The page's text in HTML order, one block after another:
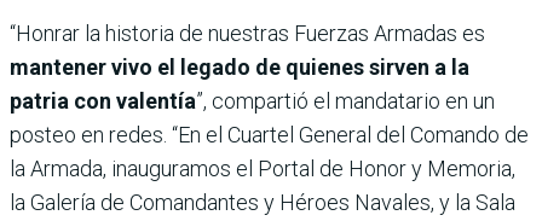
“Honrar la historia de nuestras Fuerzas Armadas es
mantener vivo el legado de quienes sirven a la
patria con valentía”, compartió el mandatario en un
posteo en redes. “En el Cuartel General del Comando de
la Armada, inauguramos el Portal de Honor y Memoria,
la Galería de Comandantes y Héroes Navales, y la Sala